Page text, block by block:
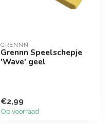
GRENNN
Grennn Speelschepje
'Wave' geel
€2,99
Op voorraad